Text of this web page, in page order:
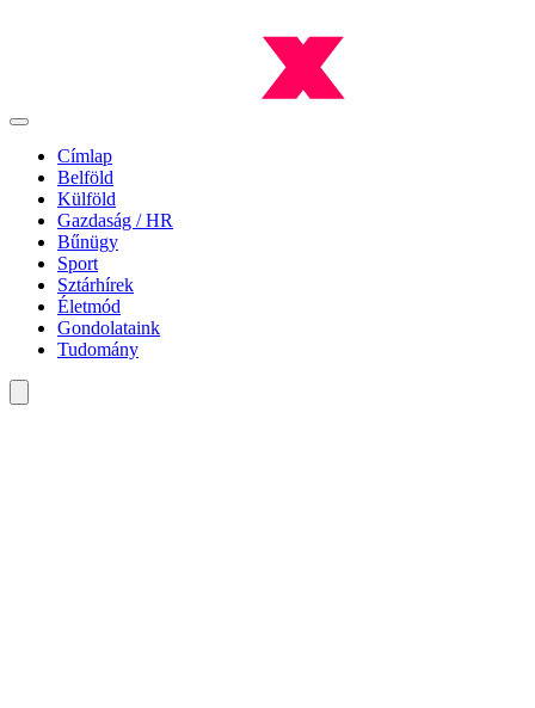
Címlap
Belföld
Külföld
Gazdaság / HR
Bűnügy
Sport
Sztárhírek
Életmód
Gondolataink
Tudomány